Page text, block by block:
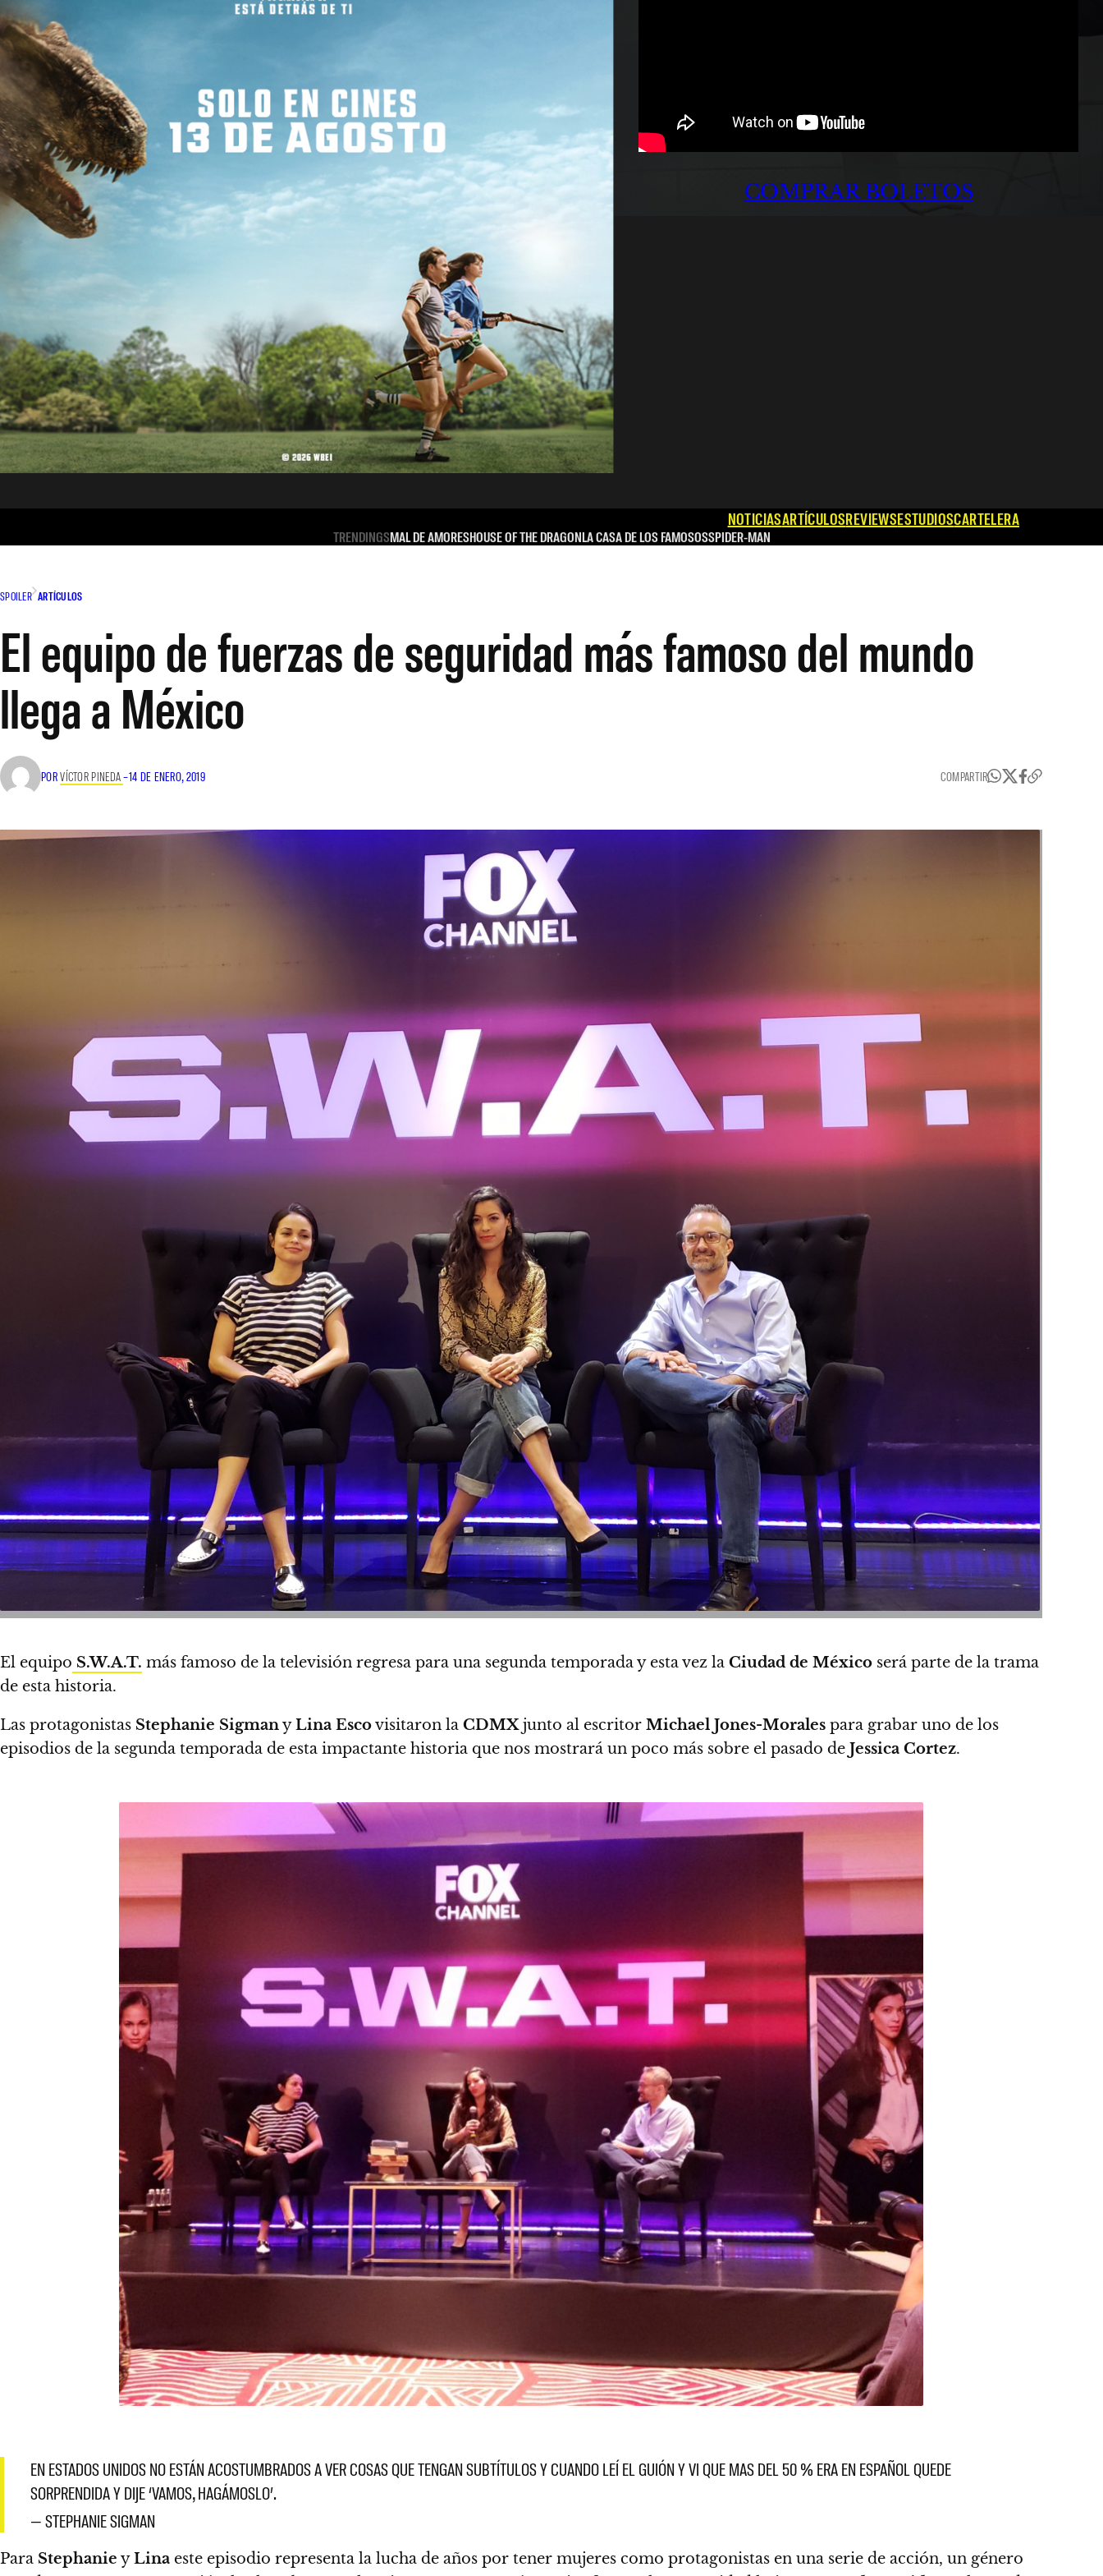
COMPRAR BOLETOS
NOTICIASARTÍCULOSREVIEWSESTUDIOSCARTELERA
TRENDINGSMAL DE AMORESHOUSE OF THE DRAGONLA CASA DE LOS FAMOSOSSPIDER-MAN
SPOILER ARTÍCULOS
El equipo de fuerzas de seguridad más famoso del mundo
llega a México
PORVÍCTOR PINEDA–14 DE ENERO, 2019 COMPARTIR
El equipo S.W.A.T. más famoso de la televisión regresa para una segunda temporada y esta vez la Ciudad de México será parte de la trama
de esta historia.
Las protagonistas Stephanie SigmanyLina Escovisitaron la CDMXjunto al escritor Michael Jones-Morales para grabar uno de los
episodios de la segunda temporada de esta impactante historia que nos mostrará un poco más sobre el pasado de Jessica Cortez.
EN ESTADOS UNIDOS NO ESTÁN ACOSTUMBRADOS A VER COSAS QUE TENGAN SUBTÍTULOS Y CUANDO LEÍ EL GUIÓN Y VI QUE MAS DEL 50 % ERA EN ESPAÑOL QUEDE
SORPRENDIDA Y DIJE ‘VAMOS, HAGÁMOSLO’.
— STEPHANIE SIGMAN
Para Stephanie yLina este episodio representa la lucha de años por tener mujeres como protagonistas en una serie de acción, un género